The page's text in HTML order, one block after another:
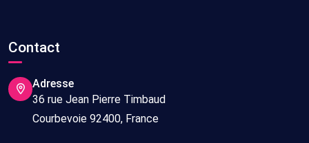
Contact
Adresse
36 rue Jean Pierre Timbaud
Courbevoie 92400, France